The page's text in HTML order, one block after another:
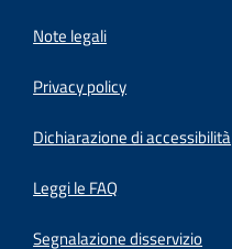
Note legali
Privacy policy
Dichiarazione di accessibilità
Leggi le FAQ
Segnalazione disservizio